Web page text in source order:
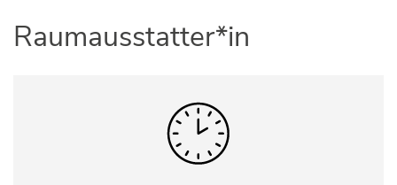
Raumausstatter*in